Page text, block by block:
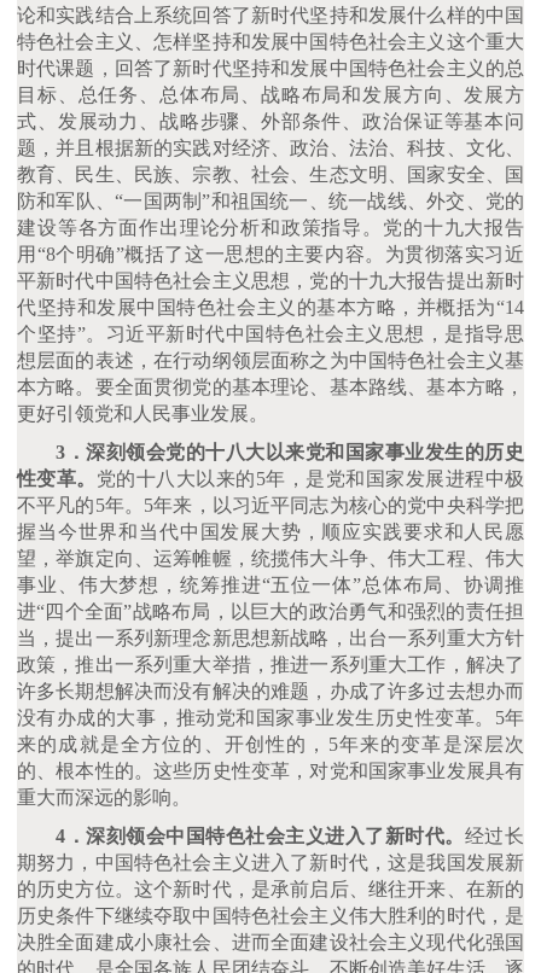
论和实践结合上系统回答了新时代坚持和发展什么样的中国
特色社会主义、怎样坚持和发展中国特色社会主义这个重大
时代课题，回答了新时代坚持和发展中国特色社会主义的总
目标、总任务、总体布局、战略布局和发展方向、发展方
式、发展动力、战略步骤、外部条件、政治保证等基本问
题，并且根据新的实践对经济、政治、法治、科技、文化、
教育、民生、民族、宗教、社会、生态文明、国家安全、国
防和军队、“一国两制”和祖国统一、统一战线、外交、党的
建设等各方面作出理论分析和政策指导。党的十九大报告
用“8个明确”概括了这一思想的主要内容。为贯彻落实习近
平新时代中国特色社会主义思想，党的十九大报告提出新时
代坚持和发展中国特色社会主义的基本方略，并概括为“14
个坚持”。习近平新时代中国特色社会主义思想，是指导思
想层面的表述，在行动纲领层面称之为中国特色社会主义基
本方略。要全面贯彻党的基本理论、基本路线、基本方略，
更好引领党和人民事业发展。
3．深刻领会党的十八大以来党和国家事业发生的历史
性变革。 党的十八大以来的5年，是党和国家发展进程中极
不平凡的5年。5年来，以习近平同志为核心的党中央科学把
握当今世界和当代中国发展大势，顺应实践要求和人民愿
望，举旗定向、运筹帷幄，统揽伟大斗争、伟大工程、伟大
事业、伟大梦想，统筹推进“五位一体”总体布局、协调推
进“四个全面”战略布局，以巨大的政治勇气和强烈的责任担
当，提出一系列新理念新思想新战略，出台一系列重大方针
政策，推出一系列重大举措，推进一系列重大工作，解决了
许多长期想解决而没有解决的难题，办成了许多过去想办而
没有办成的大事，推动党和国家事业发生历史性变革。5年
来的成就是全方位的、开创性的，5年来的变革是深层次
的、根本性的。这些历史性变革，对党和国家事业发展具有
重大而深远的影响。
4．深刻领会中国特色社会主义进入了新时代。 经过长
期努力，中国特色社会主义进入了新时代，这是我国发展新
的历史方位。这个新时代，是承前启后、继往开来、在新的
历史条件下继续夺取中国特色社会主义伟大胜利的时代，是
决胜全面建成小康社会、进而全面建设社会主义现代化强国
的时代，是全国各族人民团结奋斗、不断创造美好生活、逐